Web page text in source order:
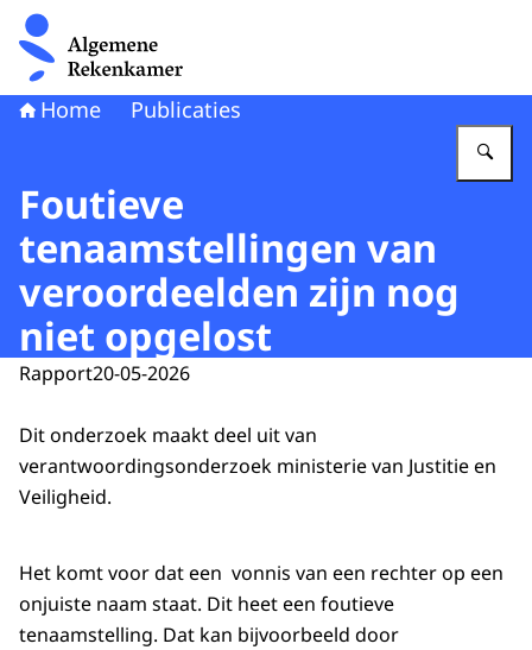
Naar de homepage van Algemene Rekenkamer
Home Publicaties
Foutieve
tenaamstellingen van
veroordeelden zijn nog
niet opgelost
Rapport20-05-2026
Dit onderzoek maakt deel uit van
verantwoordingsonderzoek ministerie van Justitie en
Veiligheid.
Het komt voor dat een vonnis van een rechter op een
onjuiste naam staat. Dit heet een foutieve
tenaamstelling. Dat kan bijvoorbeeld door